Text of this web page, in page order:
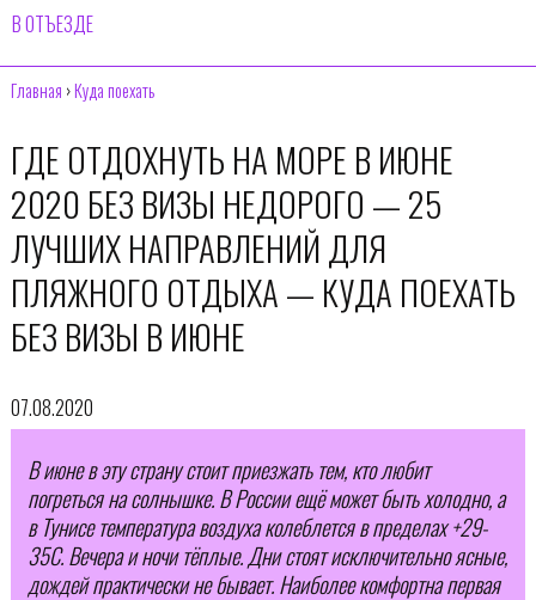
В ОТЪЕЗДЕ
Главная ›Куда поехать
ГДЕ ОТДОХНУТЬ НА МОРЕ В ИЮНЕ
2020 БЕЗ ВИЗЫ НЕДОРОГО — 25
ЛУЧШИХ НАПРАВЛЕНИЙ ДЛЯ
ПЛЯЖНОГО ОТДЫХА — КУДА ПОЕХАТЬ
БЕЗ ВИЗЫ В ИЮНЕ
07.08.2020
В июне в эту страну стоит приезжать тем, кто любит
погреться на солнышке. В России ещё может быть холодно, а
в Тунисе температура воздуха колеблется в пределах +29-
35С. Вечера и ночи тёплые. Дни стоят исключительно ясные,
дождей практически не бывает. Наиболее комфортна первая